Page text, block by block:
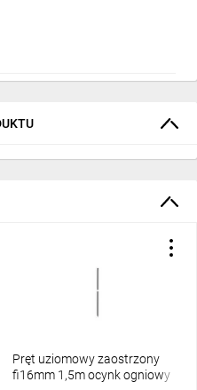
Pręt uziomowy zaostrzony
fi16mm 1,5m ocynk ogniowy